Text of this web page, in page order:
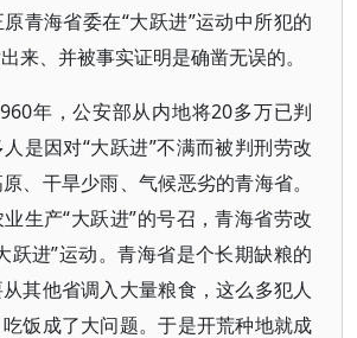
青海省委在“大跃进”运动中所犯的
来、并被事实证明是确凿无误的。
年，公安部从内地将20多万已判
是因对“大跃进”不满而被判刑劳改
、干旱少雨、气候恶劣的青海省。
生产“大跃进”的号召，青海省劳改
跃进”运动。青海省是个长期缺粮的
其他省调入大量粮食，这么多犯人
饭成了大问题。于是开荒种地就成